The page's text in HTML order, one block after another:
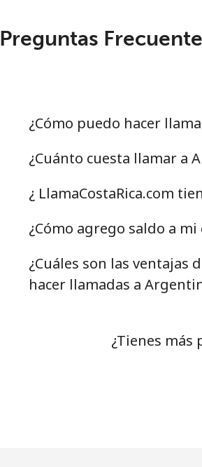
Línea fija
Línea fija
Celular
Antigua And Barbuda
Línea fija
Preguntas
¿Cómo puedo hacer
¿Cuánto cuesta llamar a
¿ LlamaCostaRica.com
¿Cómo agrego saldo a
¿Cuáles son las ventajas
hacer llamadas a
¿Tienes